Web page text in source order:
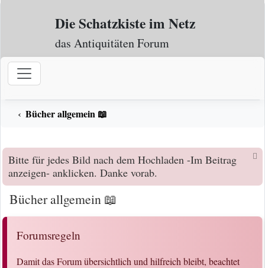
Zum Inhalt
Die Schatzkiste im Netz
das Antiquitäten Forum
Bücher allgemein 📖
Bitte für jedes Bild nach dem Hochladen -Im Beitrag
anzeigen- anklicken. Danke vorab.
Bücher allgemein 📖
Forumsregeln
Damit das Forum übersichtlich und hilfreich bleibt, beachtet